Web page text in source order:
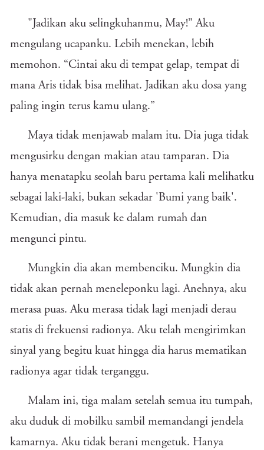
"Jadikan aku selingkuhanmu, May!” Aku
mengulang ucapanku. Lebih menekan, lebih
memohon. “Cintai aku di tempat gelap, tempat di
mana Aris tidak bisa melihat. Jadikan aku dosa yang
paling ingin terus kamu ulang.”
Maya tidak menjawab malam itu. Dia juga tidak
mengusirku dengan makian atau tamparan. Dia
hanya menatapku seolah baru pertama kali melihatku
sebagai laki-laki, bukan sekadar 'Bumi yang baik'.
Kemudian, dia masuk ke dalam rumah dan
mengunci pintu.
Mungkin dia akan membenciku. Mungkin dia
tidak akan pernah meneleponku lagi. Anehnya, aku
merasa puas. Aku merasa tidak lagi menjadi derau
statis di frekuensi radionya. Aku telah mengirimkan
sinyal yang begitu kuat hingga dia harus mematikan
radionya agar tidak terganggu.
Malam ini, tiga malam setelah semua itu tumpah,
aku duduk di mobilku sambil memandangi jendela
kamarnya. Aku tidak berani mengetuk. Hanya